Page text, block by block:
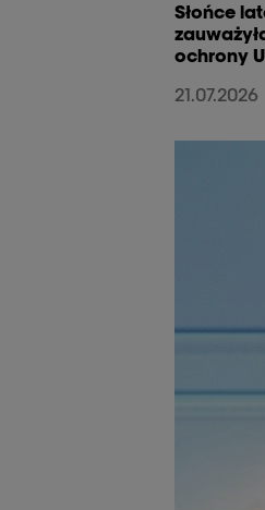
Słońce
ochrony
21.07.2026